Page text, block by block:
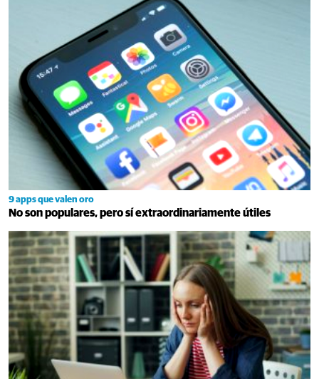
9 apps que valen oro
No son populares, pero sí extraordinariamente útiles